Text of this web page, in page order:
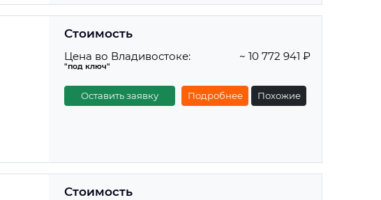
Стоимость
Цена во Владивостоке:
"под ключ"
~ 10 772 941 ₽
Оставить заявку Подробнее Похожие
Стоимость